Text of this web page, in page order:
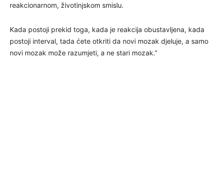
reakcionarnom, životinjskom smislu.
Kada postoji prekid toga, kada je reakcija obustavljena, kada
postoji interval, tada ćete otkriti da novi mozak djeluje, a samo
novi mozak može razumjeti, a ne stari mozak.”